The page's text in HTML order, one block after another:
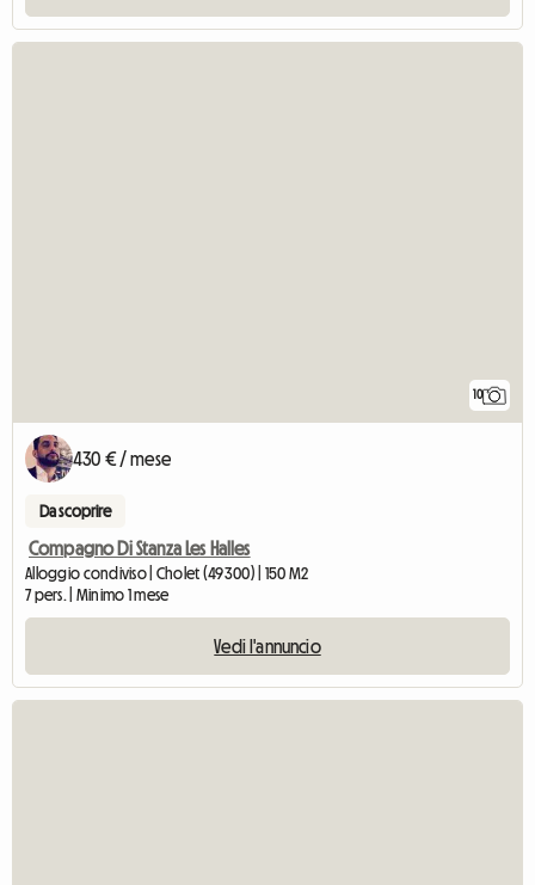
10
430 € / mese
Da scoprire
Compagno Di Stanza Les Halles
Alloggio condiviso | Cholet (49300) | 150 M2
7 pers. | Minimo 1 mese
Vedi l'annuncio